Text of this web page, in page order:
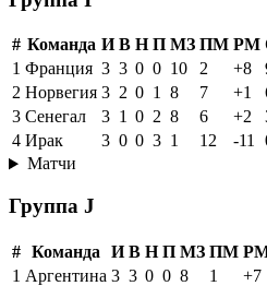
# Команда И В Н П МЗ ПМ РМ
1 Франция 3 3 0 0 10 2 +8
2 Норвегия 3 2 0 1 8 7 +1
3 Сенегал 3 1 0 2 8 6 +2
4 Ирак 3 0 0 3 1 12 -11
Матчи
Группа J
# Команда И В Н П МЗ ПМ
1 Аргентина 3 3 0 0 8 1 +7